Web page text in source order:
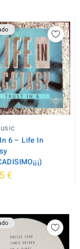
6 ‎– Life In
€